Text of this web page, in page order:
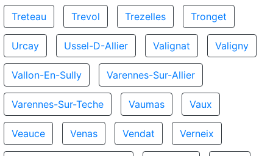
Treteau Trevol Trezelles Tronget
Urcay Ussel-D-Allier Valignat Valigny
Vallon-En-Sully Varennes-Sur-Allier
Varennes-Sur-Teche Vaumas Vaux
Veauce Venas Vendat Verneix